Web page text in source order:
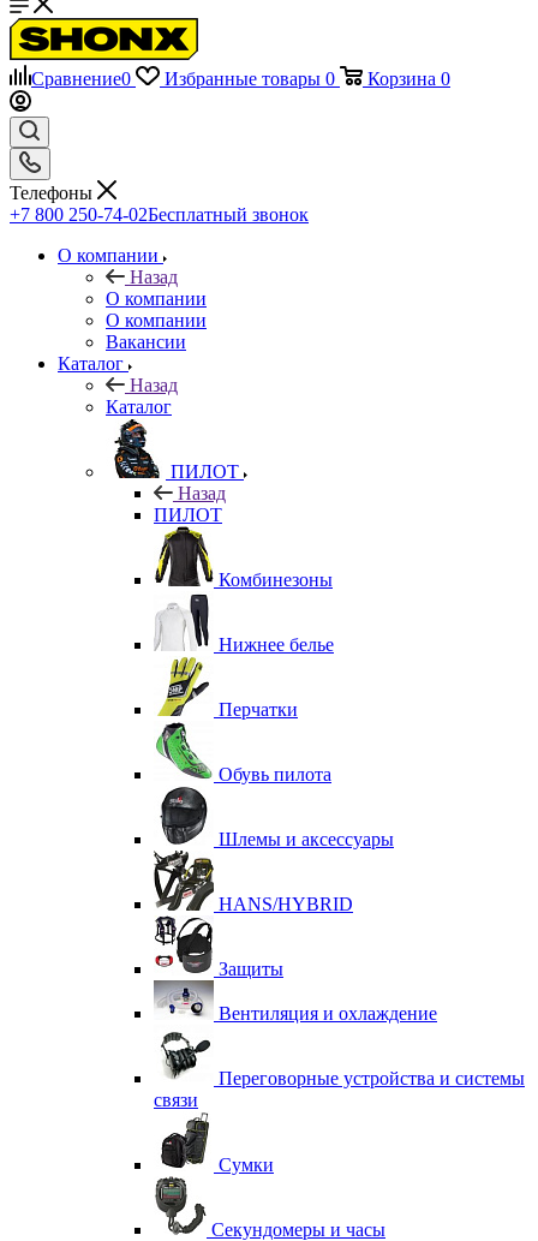
Сравнение0 Избранные товары 0 Корзина 0
Телефоны
+7 800 250-74-02Бесплатный звонок
О компании
Назад
О компании
О компании
Вакансии
Каталог
Назад
Каталог
ПИЛОТ
Назад
ПИЛОТ
Комбинезоны
Нижнее белье
Перчатки
Обувь пилота
Шлемы и аксессуары
HANS/HYBRID
Защиты
Вентиляция и охлаждение
Переговорные устройства и системы
связи
Сумки
Секундомеры и часы